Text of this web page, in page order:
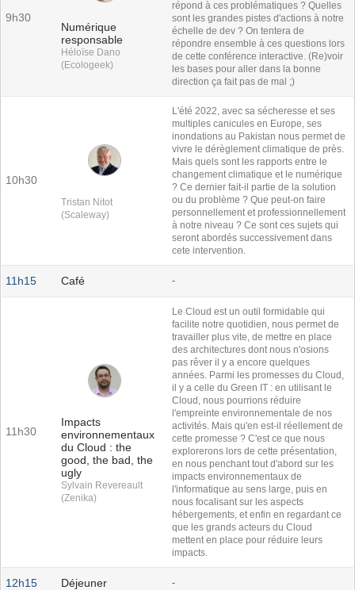
9h30
Numérique
responsable
Héloïse Dano
(Ecologeek)
répond à ces problématiques ? Quelles
sont les grandes pistes d'actions à notre
échelle de dev ? On tentera de
répondre ensemble à ces questions lors
de cette conférence interactive. (Re)voir
les bases pour aller dans la bonne
direction ça fait pas de mal ;)
10h30
Tristan Nitot
(Scaleway)
L'été 2022, avec sa sécheresse et ses
multiples canicules en Europe, ses
inondations au Pakistan nous permet de
vivre le dérèglement climatique de près.
Mais quels sont les rapports entre le
changement climatique et le numérique
? Ce dernier fait-il partie de la solution
ou du problème ? Que peut-on faire
personnellement et professionnellement
à notre niveau ? Ce sont ces sujets qui
seront abordés successivement dans
cete intervention.
11h15 Café -
11h30
Impacts
environnementaux
du Cloud : the
good, the bad, the
ugly
Sylvain Revereault
(Zenika)
Le Cloud est un outil formidable qui
facilite notre quotidien, nous permet de
travailler plus vite, de mettre en place
des architectures dont nous n'osions
pas rêver il y a encore quelques
années. Parmi les promesses du Cloud,
il y a celle du Green IT : en utilisant le
Cloud, nous pourrions réduire
l'empreinte environnementale de nos
activités. Mais qu'en est-il réellement de
cette promesse ? C'est ce que nous
explorerons lors de cette présentation,
en nous penchant tout d'abord sur les
impacts environnementaux de
l'informatique au sens large, puis en
nous focalisant sur les aspects
hébergements, et enfin en regardant ce
que les grands acteurs du Cloud
mettent en place pour réduire leurs
impacts.
12h15 Déjeuner -